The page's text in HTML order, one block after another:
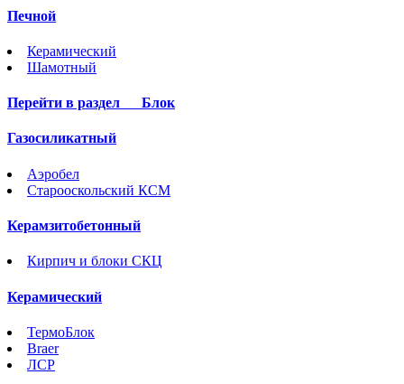
Печной
Керамический
Шамотный
Перейти в раздел Блок
Газосиликатный
Аэробел
Старооскольский КСМ
Керамзитобетонный
Кирпич и блоки СКЦ
Керамический
ТермоБлок
Braer
ЛСР